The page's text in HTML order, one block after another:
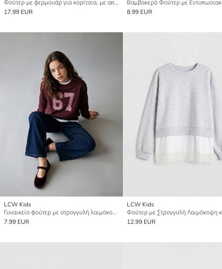
Φούτερ με φερμουάρ για κορίτσια, με απαλή υφή και σχέδιο Stitch.
17.99 EUR
8.99 EUR
LCW Kids
Γυναικείο φούτερ με στρογγυλή λαιμόκοψη και σχέδιο
7.99 EUR
LCW Kids
12.99 EUR